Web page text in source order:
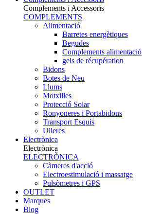
Complements i Accessoris
COMPLEMENTS
Alimentació
Barretes energètiques
Begudes
Complements alimentació
gels de récupération
Bidons
Botes de Neu
Llums
Motxilles
Protecció Solar
Ronyoneres i Portabidons
Transport Esquís
Ulleres
Electrònica
Electrònica
ELECTRÒNICA
Càmeres d'acció
Electroestimulació i massatge
Pulsòmetres i GPS
OUTLET
Marques
Blog